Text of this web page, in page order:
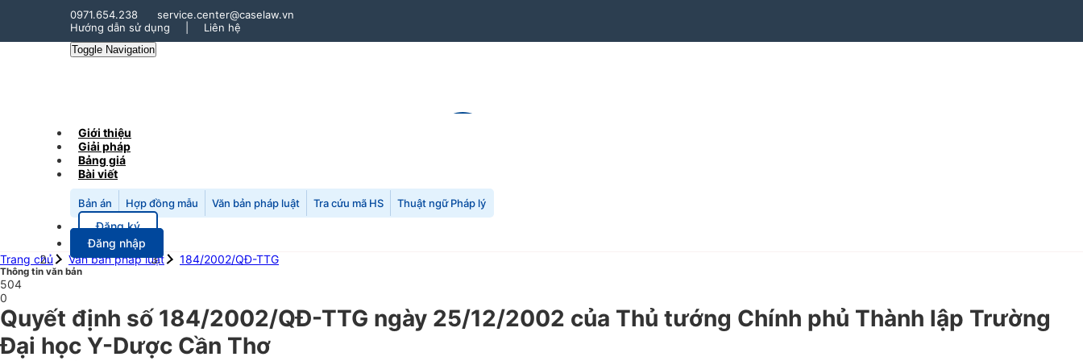
0971.654.238
service.center@caselaw.vn
Hướng dẫn sử dụng
Liên hệ
Toggle Navigation
Giới thiệu
Giải pháp
Bảng giá
Bài viết
Bản án Hợp đồng mẫu Văn bản pháp luật Tra cứu mã HS Thuật ngữ Pháp lý
Đăng ký
Đăng nhập
Trang chủ
Văn bản pháp luật 184/2002/QĐ-TTG
Thông tin văn bản
504
0
Quyết định số 184/2002/QĐ-TTG ngày 25/12/2002 của Thủ tướng Chính phủ Thành lập Trường
Đại học Y-Dược Cần Thơ